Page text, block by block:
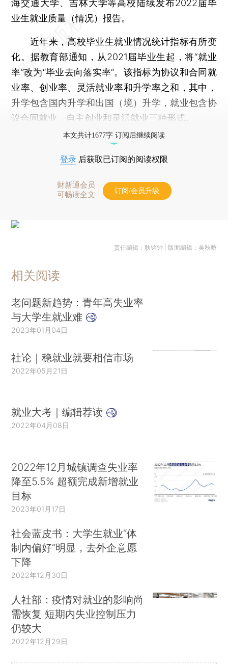
海交通大学、吉林大学等高校陆续发布2022届毕
业生就业质量（情况）报告。
近年来，高校毕业生就业情况统计指标有所变
化。据教育部通知，从2021届毕业生起，将“就业
率”改为“毕业去向落实率”。该指标为协议和合同就
业率、创业率、灵活就业率和升学率之和，其中，
升学包含国内升学和出国（境）升学，就业包含协
议合同就业、自主创业和灵活就业三种形式。
本文共计1677字 订阅后继续阅读
登录 后获取已订阅的阅读权限
财新通会员
可畅读全文
订阅/会员升级
责任编辑：耿铭钟 | 版面编辑：吴秋晗
相关阅读
老问题新趋势：青年高失业率
与大学生就业难
2023年01月04日
社论｜稳就业就要相信市场
2022年05月21日
就业大考｜编辑荐读
2022年04月08日
2022年12月城镇调查失业率
降至5.5% 超额完成新增就业
目标
2023年01月17日
社会蓝皮书：大学生就业“体
制内偏好”明显，去外企意愿
下降
2022年12月30日
人社部：疫情对就业的影响尚
需恢复 短期内失业控制压力
仍较大
2022年12月29日